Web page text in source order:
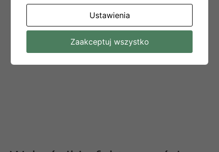
Średni zysk na zlecenie wynosi:
Ustawienia
Zaakceptuj wszystko